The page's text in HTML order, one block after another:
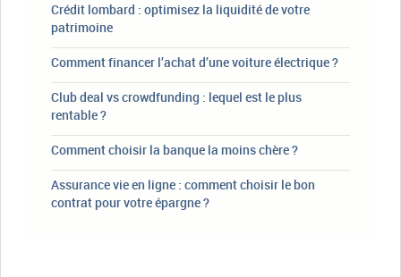
Crédit lombard : optimisez la liquidité de votre
patrimoine
Comment financer l’achat d’une voiture électrique ?
Club deal vs crowdfunding : lequel est le plus
rentable ?
Comment choisir la banque la moins chère ?
Assurance vie en ligne : comment choisir le bon
contrat pour votre épargne ?